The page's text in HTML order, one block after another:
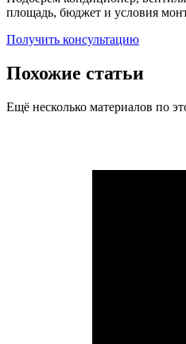
площадь, бюджет и условия
Получить консультацию
Похожие статьи
Ещё несколько материалов по